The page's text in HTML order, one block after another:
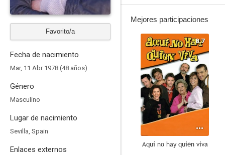
Favorito/a
Fecha de nacimiento
Mar, 11 Abr 1978 (48 años)
Género
Masculino
Lugar de nacimiento
Sevilla, Spain
Enlaces externos
Mejores participaciones
8.7
Aquí no hay quien viva